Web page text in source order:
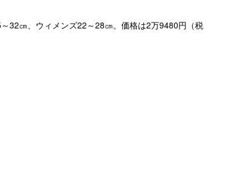
32㎝、ウィメンズ22～28㎝。価格は2万9480円（税